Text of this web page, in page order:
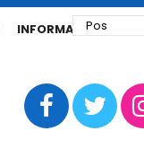
INFORMASI SPMB